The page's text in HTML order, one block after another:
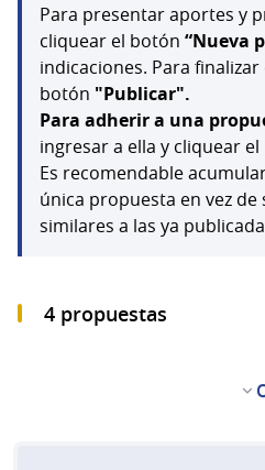
Para presentar aportes y
cliquear el botón “Nueva
indicaciones. Para
botón "Publicar".
Para adherir a una
ingresar a ella y cliquear
Es recomendable
única propuesta en vez
similares a las ya
4 propuestas